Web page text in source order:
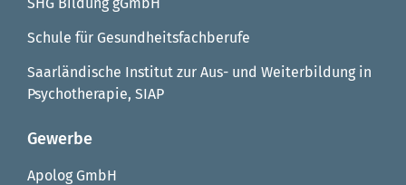
Schule für Gesundheitsfachberufe
Saarländische Institut zur Aus- und Weiterbildung in
Psychotherapie, SIAP
Gewerbe
Apolog GmbH